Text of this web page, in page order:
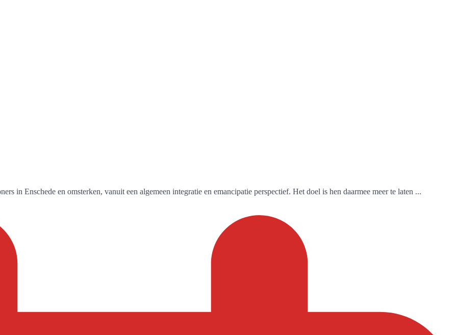
in Enschede en omsterken, vanuit een algemeen integratie en emancipatie perspectief. Het doel is hen daarmee meer te laten ...